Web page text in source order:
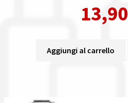
13,90
Aggiungi al carrello